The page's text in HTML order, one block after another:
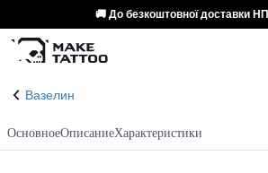
🚚 До безкоштовної доставки НП
Вазелин
ОсновноеОписаниеХарактеристики